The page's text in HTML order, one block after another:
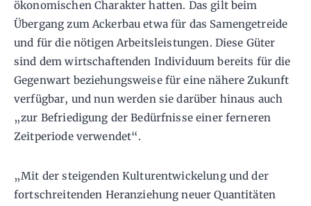
ökonomischen Charakter hatten. Das gilt beim
Übergang zum Ackerbau etwa für das Samengetreide
und für die nötigen Arbeitsleistungen. Diese Güter
sind dem wirtschaftenden Individuum bereits für die
Gegenwart beziehungsweise für eine nähere Zukunft
verfügbar, und nun werden sie darüber hinaus auch
„zur Befriedigung der Bedürfnisse einer ferneren
Zeitperiode verwendet“.
„Mit der steigenden Kulturentwickelung und der
fortschreitenden Heranziehung neuer Quantitäten